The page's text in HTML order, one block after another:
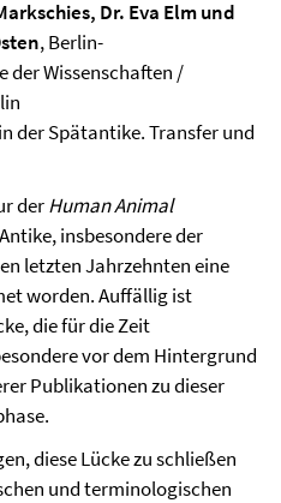
Dr. Eva Elm und
, Berlin-
der Wissenschaften /
der Spätantike. Transfer und
derHuman Animal
insbesondere der
letzten Jahrzehnten eine
worden. Auffällig ist
die für die Zeit
vor dem Hintergrund
Publikationen zu dieser
diese Lücke zu schließen
und terminologischen